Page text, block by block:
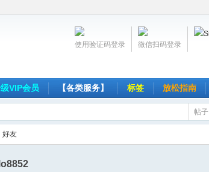
微信扫码登录
使用验证码登录
VIP会员 【各类服务】 标签 放松指南
帖子
好友